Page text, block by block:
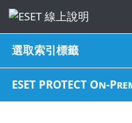
選取索引標籤
ESET PROTECT On-